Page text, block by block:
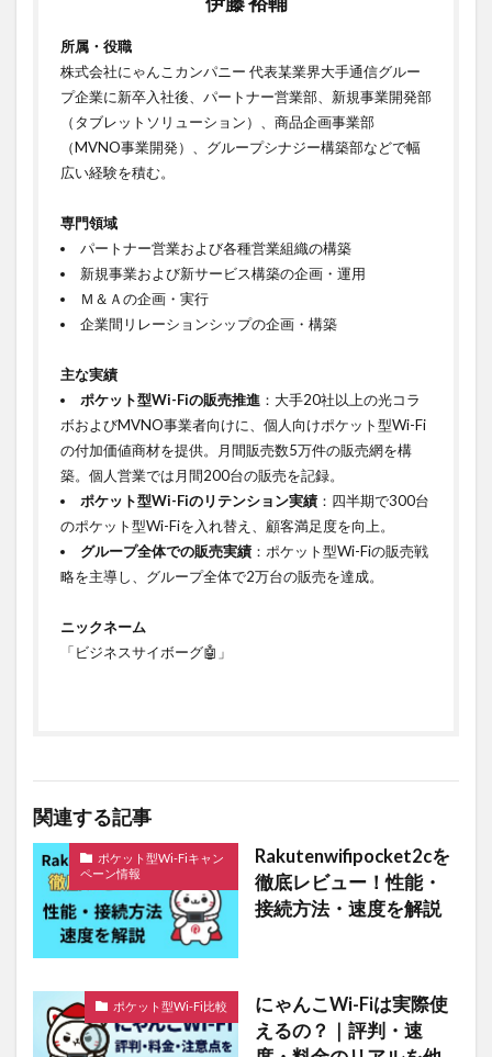
所属・役職
株式会社にゃんこカンパニー 代表某業界大手通信グルー
プ企業に新卒入社後、パートナー営業部、新規事業開発部
（タブレットソリューション）、商品企画事業部
（MVNO事業開発）、グループシナジー構築部などで幅
広い経験を積む。
専門領域
パートナー営業および各種営業組織の構築
新規事業および新サービス構築の企画・運用
Ｍ＆Ａの企画・実行
企業間リレーションシップの企画・構築
主な実績
ポケット型Wi-Fiの販売推進 ：大手20社以上の光コラ
ボおよびMVNO事業者向けに、個人向けポケット型Wi-Fi
の付加価値商材を提供。月間販売数5万件の販売網を構
築。個人営業では月間200台の販売を記録。
ポケット型Wi-Fiのリテンション実績 ：四半期で300台
のポケット型Wi-Fiを入れ替え、顧客満足度を向上。
グループ全体での販売実績 ：ポケット型Wi-Fiの販売戦
略を主導し、グループ全体で2万台の販売を達成。
ニックネーム
「ビジネスサイボーグ🤖」ㅤㅤㅤ
関連する記事
ポケット型Wi-Fiキャン
ペーン情報
Rakutenwifipocket2cを
徹底レビュー！性能・
接続方法・速度を解説
ポケット型Wi-Fi比較
にゃんこWi-Fiは実際使
えるの？｜評判・速